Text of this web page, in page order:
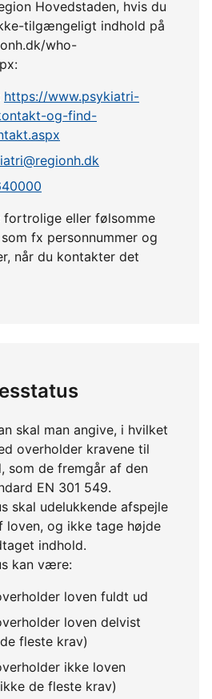
Hovedstaden, hvis du
tilgængeligt indhold på
who-
https://www.psykiatri-
og-find-
fortrolige eller følsomme
fx personnummer og
når du kontakter det
skal man angive, i hvilket
overholder kravene til
som de fremgår af den
EN 301 549.
skal udelukkende afspejle
loven, og ikke tage højde
indhold.
kan være:
loven fuldt ud
loven delvist
fleste krav)
ikke loven
de fleste krav)